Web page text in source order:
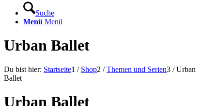
Suche
Menü Menü
Urban Ballet
Du bist hier: Startseite1 / Shop2 / Themen und Serien3 / Urban
Ballet
Urban Ballet